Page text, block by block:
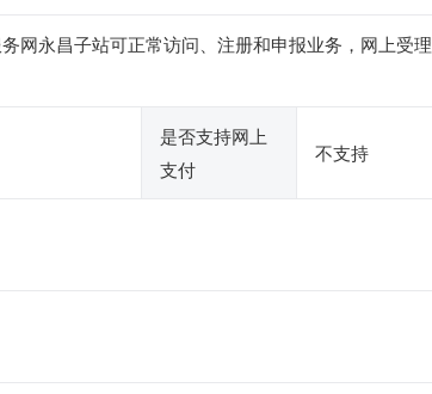
网永昌子站可正常访问、注册和申报业务，网上受
是否支持网上
支付
不支持